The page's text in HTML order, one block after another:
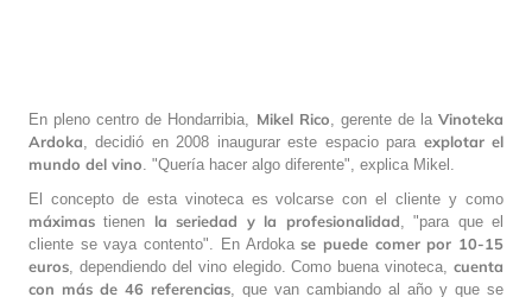
En pleno centro de Hondarribia, Mikel Rico , gerente de laVinoteka
Ardoka , decidió en 2008 inaugurar este espacio para explotar el
mundo del vino . "Quería hacer algo diferente", explica Mikel.
El concepto de esta vinoteca es volcarse con el cliente y como
máximas tienen la seriedad y la profesionalidad , "para que el
cliente se vaya contento". En Ardokase puede comer por 10-15
euros , dependiendo del vino elegido. Como buena vinoteca, cuenta
con más de 46 referencias , que van cambiando al año y que se